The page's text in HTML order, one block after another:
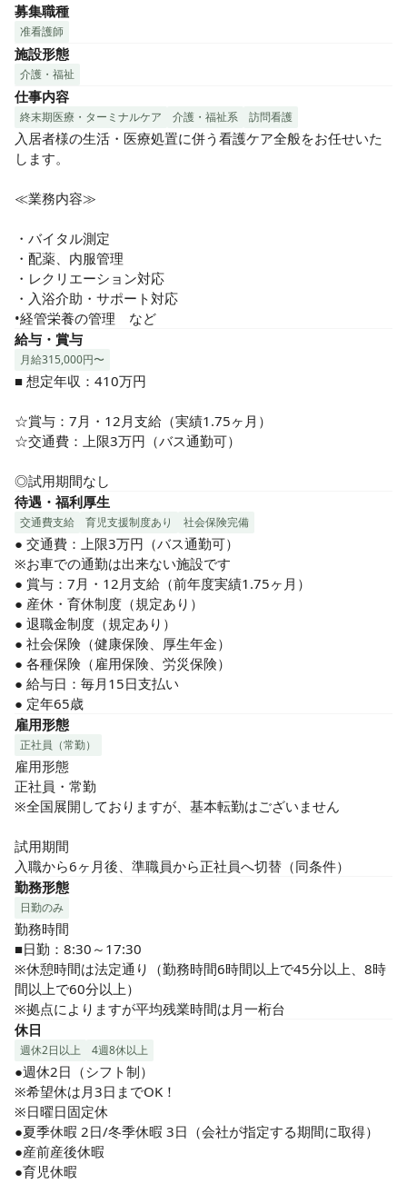
募集職種
准看護師
施設形態
介護・福祉
仕事内容
終末期医療・ターミナルケア 介護・福祉系 訪問看護
入居者様の生活・医療処置に併う看護ケア全般をお任せいた
します。
≪業務内容≫
・バイタル測定
・配薬、内服管理
・レクリエーション対応
・入浴介助・サポート対応
•経管栄養の管理　など
給与・賞与
月給315,000円〜
■ 想定年収：410万円
☆賞与：7月・12月支給（実績1.75ヶ月）
☆交通費：上限3万円（バス通勤可）
◎試用期間なし
待遇・福利厚生
交通費支給 育児支援制度あり 社会保険完備
● 交通費：上限3万円（バス通勤可）
※お車での通勤は出来ない施設です
● 賞与：7月・12月支給（前年度実績1.75ヶ月）
● 産休・育休制度（規定あり）
● 退職金制度（規定あり）
● 社会保険（健康保険、厚生年金）
● 各種保険（雇用保険、労災保険）
● 給与日：毎月15日支払い
● 定年65歳
雇用形態
正社員（常勤）
雇用形態
正社員・常勤
※全国展開しておりますが、基本転勤はございません
試用期間
入職から6ヶ月後、準職員から正社員へ切替（同条件）
勤務形態
日勤のみ
勤務時間
■日勤：8:30～17:30
※休憩時間は法定通り（勤務時間6時間以上で45分以上、8時
間以上で60分以上）
※拠点によりますが平均残業時間は月一桁台
休日
週休2日以上 4週8休以上
●週休2日（シフト制）
※希望休は月3日までOK！
※日曜日固定休
●夏季休暇 2日/冬季休暇 3日（会社が指定する期間に取得）
●産前産後休暇
●育児休暇